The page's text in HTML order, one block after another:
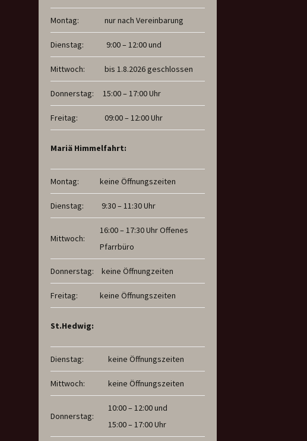
Montag: nur nach Vereinbarung
Dienstag: 9:00 – 12:00 und
Mittwoch: bis 1.8.2026 geschlossen
Donnerstag: 15:00 – 17:00 Uhr
Freitag: 09:00 – 12:00 Uhr
Mariä Himmelfahrt:
Montag: keine Öffnungszeiten
Dienstag: 9:30 – 11:30 Uhr
Mittwoch:
16:00 – 17:30 Uhr Offenes
Pfarrbüro
Donnerstag: keine Öffnungzeiten
Freitag: keine Öffnungszeiten
St.Hedwig:
Dienstag: keine Öffnungszeiten
Mittwoch: keine Öffnungszeiten
Donnerstag:
10:00 – 12:00 und
15:00 – 17:00 Uhr